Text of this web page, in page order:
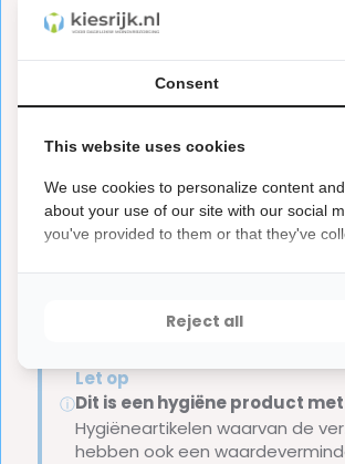
tandenrager is. GUM Travler
grootste maat in het GUM Travler
contact op met deklantenservice
Inhoud van de
4 stuks GUM Travler
Merk:GUM
ⓘ
Let op
Dit is een hygiëne product
Hygiëneartikelen waarvan de
hebben ook een
Consent
This website uses cookies
We use cookies to personalize content
about your use of our site with our social
you've provided to them or that they've
Reject all